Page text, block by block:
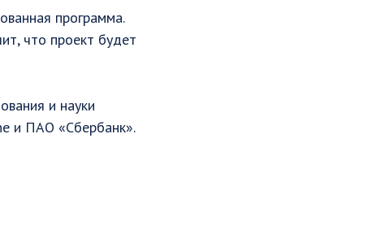
программа.
что проект будет
и науки
и ПАО «Сбербанк».